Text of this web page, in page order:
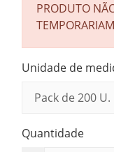
PRODUTO
Unidade de
Quantidade